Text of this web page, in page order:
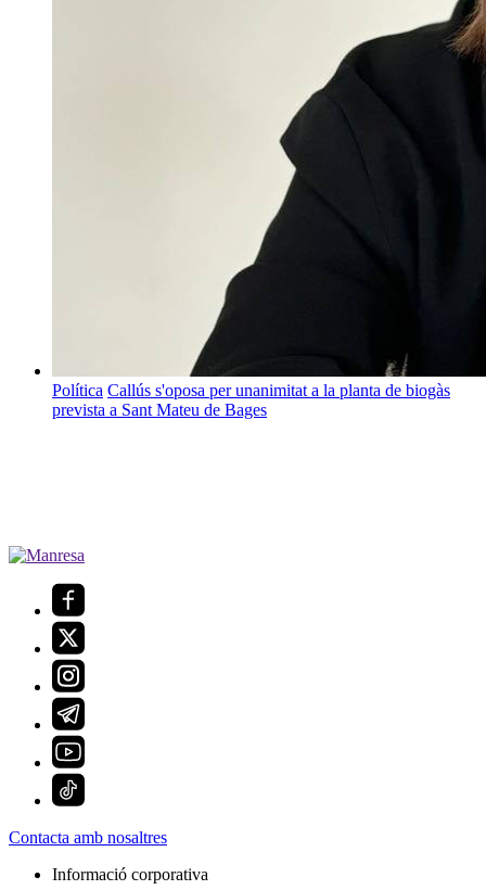
Política Callús s'oposa per unanimitat a la planta de biogàs
prevista a Sant Mateu de Bages
Contacta amb nosaltres
Informació corporativa